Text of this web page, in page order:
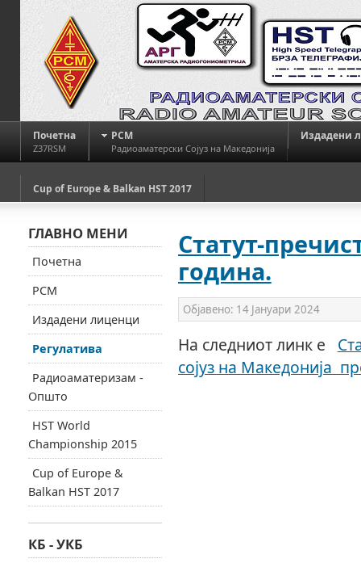
Почетна
Z37RSM
РСМ
Радиоаматерски Сојуз на Македонија
Издадени
Cup of Europe & Balkan HST 2017
Статут-
година.
Објавено: 14 Јануари 2024
На следниот линк е
сојуз на Македонија
ГЛАВНО МЕНИ
Почетна
РСМ
Издадени лиценци
Регулатива
Радиоаматеризам -
Општо
HST World
Championship 2015
Cup of Europe &
Balkan HST 2017
КБ - УКБ